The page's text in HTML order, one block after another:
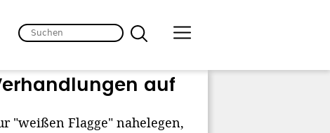
auf
"weißen Flagge" nahelegen,